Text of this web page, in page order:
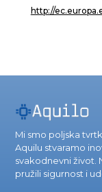
http://
Mi smo poljska
Aquilu stvaramo
svakodnevni život.
pružili sigurnost i